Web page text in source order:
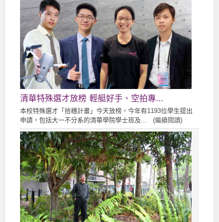
清華特殊選才放榜 輕艇好手、空拍專...
本校特殊選才「拾穗計畫」今天放榜，今年有1193位學生提出
申請，包括大一不分系的清華學院學士班及... (繼續閱讀)